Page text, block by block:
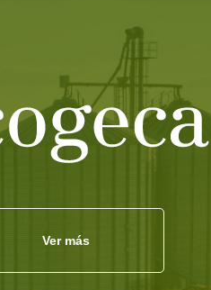
Ver más